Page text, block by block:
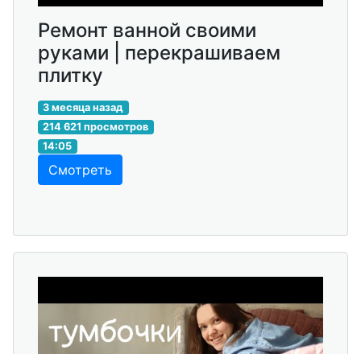
Ремонт ванной своими
руками | перекрашиваем
плитку
3 месяца назад
214 621 просмотров
14:05
Смотреть